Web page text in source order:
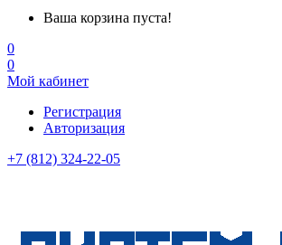
Ваша корзина пуста!
0
0
Мой кабинет
Регистрация
Авторизация
+7 (812) 324-22-05